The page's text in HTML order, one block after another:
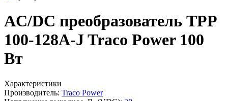
AC/DC преобразователь TPP
100-128A-J Traco Power 100
Вт
Характеристики
Производитель: Traco Power